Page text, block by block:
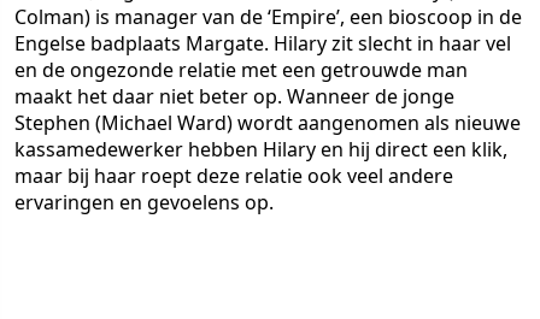
Colman) is manager van de ‘Empire’, een bioscoop in de
Engelse badplaats Margate. Hilary zit slecht in haar vel
en de ongezonde relatie met een getrouwde man
maakt het daar niet beter op. Wanneer de jonge
Stephen (Michael Ward) wordt aangenomen als nieuwe
kassamedewerker hebben Hilary en hij direct een klik,
maar bij haar roept deze relatie ook veel andere
ervaringen en gevoelens op.